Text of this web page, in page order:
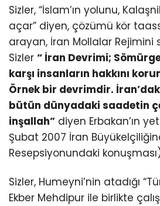
Sizler, “İslam’ın yolunu,
açar” diyen, çözümü kör
arayan, İran Mollalar Rejimini
Sizler “ İran Devrimi;
karşı insanların hakkını
Örnek bir devrimdir.
bütün dünyadaki saadetin
inşallah” diyen Erbakan’ın
Şubat 2007 İran
Resepsiyonundaki
Sizler, Humeyni’nin atadığı
Ekber Mehdipur ile birlikte